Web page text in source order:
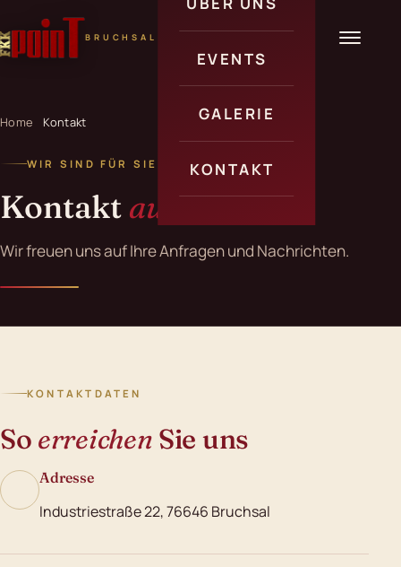
BRUCHSAL
Über uns
EVENTS
Veranstaltungen
Angebote
GALERIE
KONTAKT
Anfahrt
Home Kontakt
WIR SIND FÜR SIE DA
Kontakt aufnehmen
Wir freuen uns auf Ihre Anfragen und Nachrichten.
KONTAKTDATEN
So erreichen Sie uns
Adresse
Industriestraße 22, 76646 Bruchsal